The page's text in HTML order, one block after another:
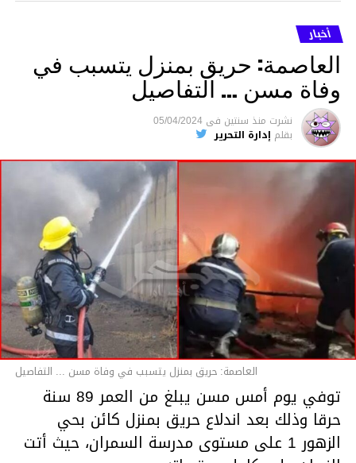
والقبض عليه وإحالته على التحقيق في خصوص
ما نُسبه إليه.
متابعة
قسم الاخبار
أخبار
العاصمة: حريق بمنزل يتسبب في
وفاة مسن … التفاصيل
نشرت منذ سنتين فى 05/04/2024
بقلم إدارة التحرير
العاصمة: حريق بمنزل يتسبب في وفاة مسن ... التفاصيل
توفي يوم أمس مسن يبلغ من العمر 89 سنة
حرقا وذلك بعد اندلاع حريق بمنزل كائن بحي
الزهور 1 على مستوى مدرسة السمران، حيث أتت